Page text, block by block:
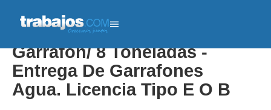
Chofer De Reparto
Garrafón/ 8 Toneladas -
Entrega De Garrafones
Agua. Licencia Tipo E O B